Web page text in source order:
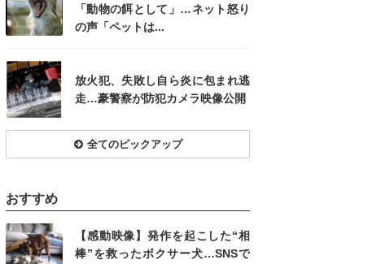
「動物の餌として」…ネット怒り
の声「ペットは...
放火犯、失敗し自ら炎に包まれ逃
走…豪警察が防犯カメラ映像公開
全てのピックアップ
おすすめ
【感動映像】発作を起こした“相
棒”を救ったボクサー犬…SNSで